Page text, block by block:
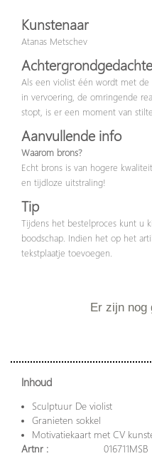
Kunstenaar
Atanas Metschev
Achtergrondgedachte
Als een violist één wordt met
in vervoering, de omringende
stopt, is er een moment van
Aanvullende info
Waarom brons?
Echt brons is van hogere
en tijdloze uitstraling!
Tip
Tijdens het bestelproces kunt u
boodschap. Indien het op het
tekstplaatje toevoegen.
Er zijn nog
Inhoud
Sculptuur De violist
Granieten sokkel
Motivatiekaart met CV
Artnr :
016711MSB